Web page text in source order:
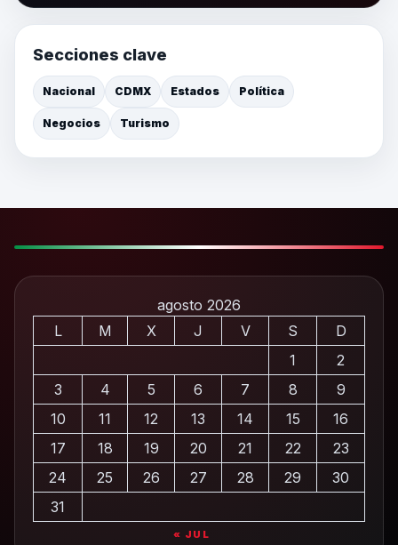
Secciones clave
Nacional CDMX Estados Política
Negocios Turismo
agosto 2026
L
M X J V S
D
1
2
3
4 5 6 7 8
9
10
11 12 13 14 15
16
17
18 19 20 21 22
23
24
25 26 27 28 29
30
31
« JUL